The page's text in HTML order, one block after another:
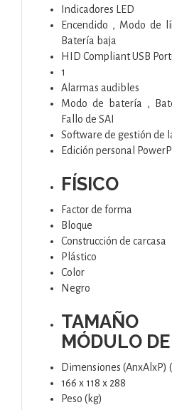
Indicadores LED
Encendido , Modo de
Batería baja
HID Compliant USB
1
Alarmas audibles
Modo de batería ,
Fallo de SAI
Software de gestión de
Edición personal
FÍSICO
Factor de forma
Bloque
Construcción de carcasa
Plástico
Color
Negro
MÓDULO
Dimensiones (AnxAlxP)
166 x 118 x 288
Peso (kg)